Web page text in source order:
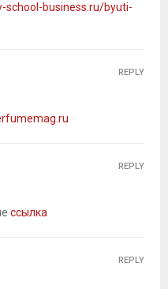
school-business.ru/byuti-
REPLY
ссылка
REPLY
REPLY